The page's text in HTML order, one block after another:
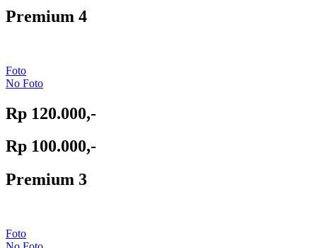
Premium 4
Foto
No Foto
Rp 120.000,-
Rp 100.000,-
Premium 3
Foto